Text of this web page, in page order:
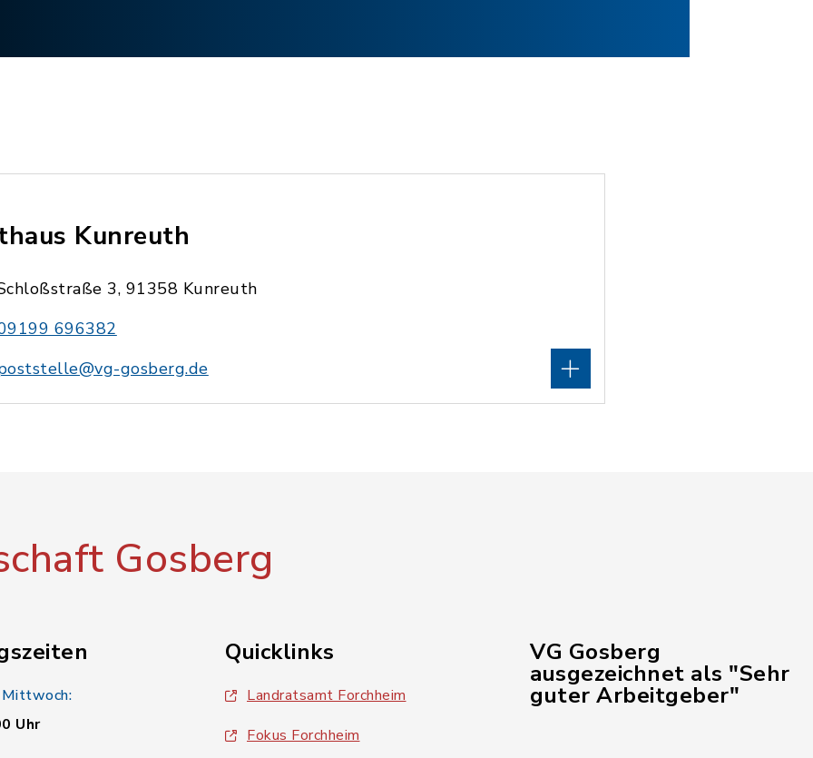
Kunreuth
3, 91358 Kunreuth
696382
gosberg.de
Gosberg
Uhr
Quicklinks
Landratsamt Forchheim
Fokus Forchheim
VG Gosberg
ausgezeichnet als "Sehr
guter Arbeitgeber"